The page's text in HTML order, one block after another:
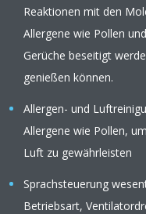
Reaktionen mit den
Allergene wie Pollen
Gerüche beseitigt
genießen können.
Allergen- und
Allergene wie Pollen,
Luft zu gewährleisten
Sprachsteuerung
Betriebsart,